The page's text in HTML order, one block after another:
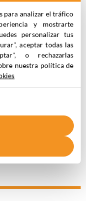
de
descubre
clave para
ebooks
para analizar el tráfico
y mostrarte
personalizar tus
aceptar todas las
o rechazarlas
nuestra política de